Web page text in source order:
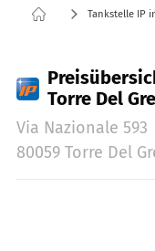
Tankstelle IP
Torre Del
Via Nazionale 593
80059 Torre Del